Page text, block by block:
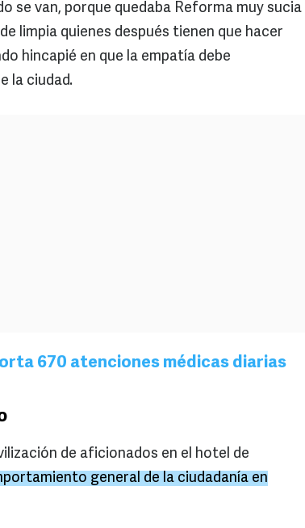
se van, porque quedaba Reforma muy sucia
limpia quienes después tienen que hacer
hincapié en que la empatía debe
la ciudad.
670 atenciones médicas diarias
de aficionados en el hotel de
general de la ciudadanía en